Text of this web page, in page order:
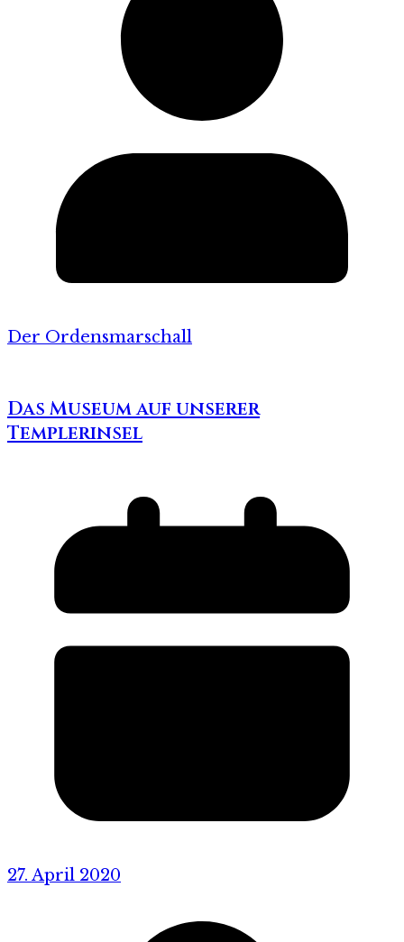
Der Ordensmarschall
Das Museum auf unserer
Templerinsel
27. April 2020